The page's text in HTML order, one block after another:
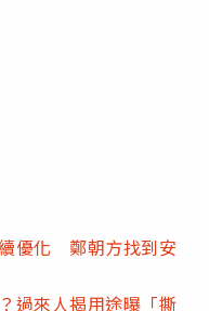
優化 鄭朝方找到安
過來人揭用途曝「撕